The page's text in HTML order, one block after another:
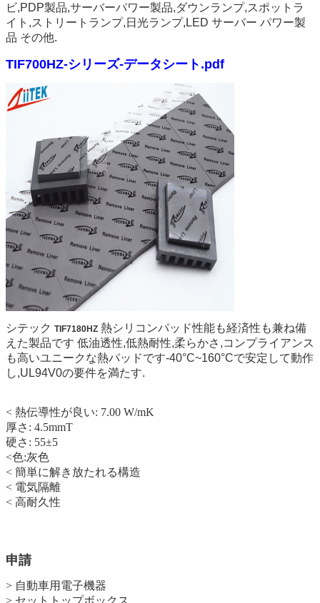
ビ,PDP製品,サーバーパワー製品,ダウンランプ,スポットラ
イト,ストリートランプ,日光ランプ,LED サーバー パワー製
品 その他.
TIF700HZ-シリーズ-データシート.pdf
シテック TIF7180HZ 熱シリコンパッド性能も経済性も兼ね備
えた製品です 低油透性,低熱耐性,柔らかさ,コンプライアンス
も高いユニークな熱パッドです-40°C~160°Cで安定して動作
し,UL94V0の要件を満たす.
< 熱伝導性が良い: 7.00 W/mK
厚さ: 4.5mmT
硬さ: 55±5
<色:灰色
< 簡単に解き放たれる構造
< 電気隔離
< 高耐久性
申請
> 自動車用電子機器
> セットトップボックス